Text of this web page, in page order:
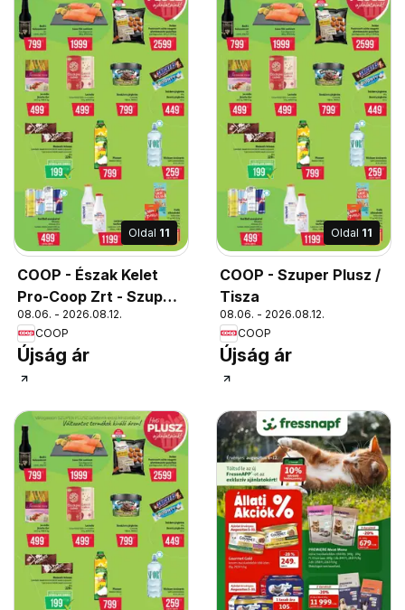
Oldal 11
COOP - Észak Kelet
Pro-Coop Zrt - Szuper
Plusz
08.06. - 2026.08.12.
COOP
Újság ár
Oldal 11
COOP - Szuper Plusz /
Tisza
08.06. - 2026.08.12.
COOP
Újság ár